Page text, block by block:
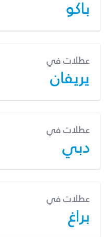
باكو
عطلات في
يريفان
عطلات في
دبي
عطلات في
براغ